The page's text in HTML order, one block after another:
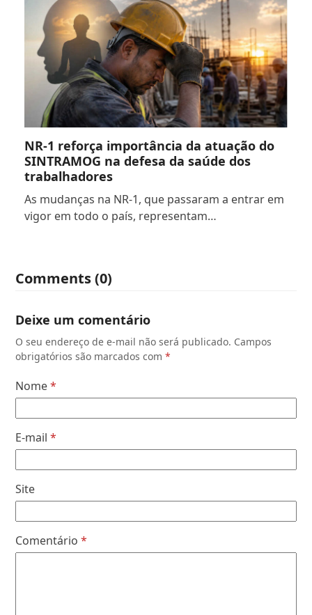
NR-1 reforça importância da atuação do
SINTRAMOG na defesa da saúde dos
trabalhadores
As mudanças na NR-1, que passaram a entrar em
vigor em todo o país, representam…
Comments (0)
Deixe um comentário
O seu endereço de e-mail não será publicado. Campos
obrigatórios são marcados com*
Nome*
E-mail*
Site
Comentário*